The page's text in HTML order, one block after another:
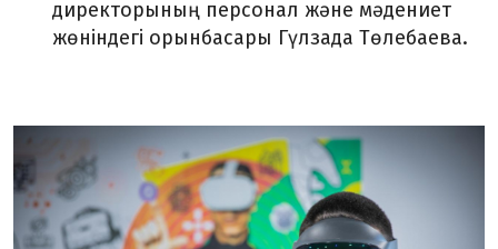
директорының персонал және мәдениет
жөніндегі орынбасары Гүлзада Төлебаева.